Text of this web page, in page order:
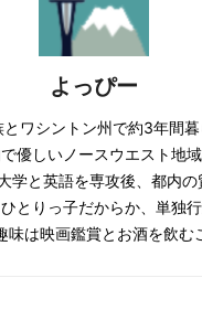
よっぴー
ワシントン州で約3年間
優しいノースウエスト地
学と英語を専攻後、都内
とりっ子だからか、単独
味は映画鑑賞とお酒を飲む